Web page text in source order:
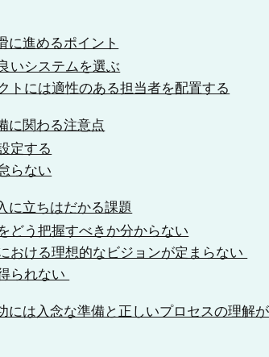
に進めるポイント
いシステムを選ぶ
トには適性のある担当者を配置する
に関わる注意点
定する
らない
に立ちはだかる課題
どう把握すべきか分からない
おける理想的なビジョンが定まらない
られない
には入念な準備と正しいプロセスの理解が